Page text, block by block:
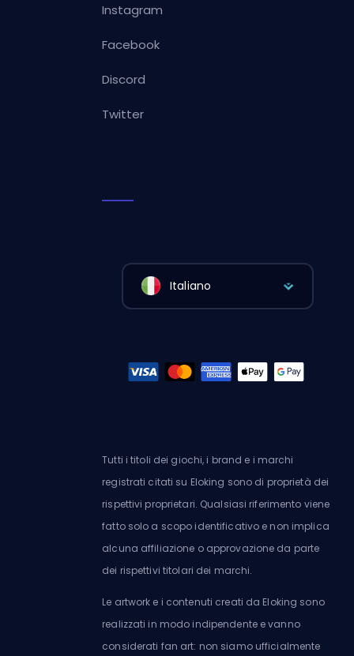
Instagram
Facebook
Discord
Twitter
Italiano
Tutti i titoli dei giochi, i brand e i marchi
registrati citati su Eloking sono di proprietà dei
rispettivi proprietari. Qualsiasi riferimento viene
fatto solo a scopo identificativo e non implica
alcuna affiliazione o approvazione da parte
dei rispettivi titolari dei marchi.
Le artwork e i contenuti creati da Eloking sono
realizzati in modo indipendente e vanno
considerati fan art: non siamo ufficialmente